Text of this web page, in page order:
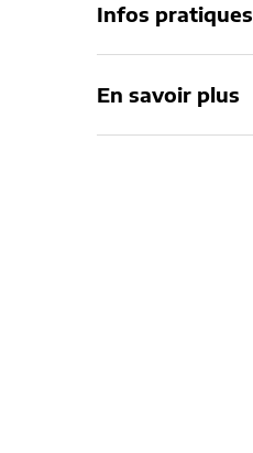
Infos pratiques
En savoir plus